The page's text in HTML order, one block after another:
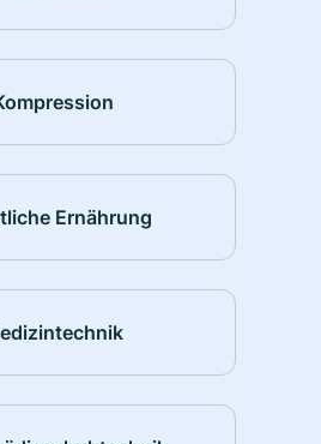
Ernährung